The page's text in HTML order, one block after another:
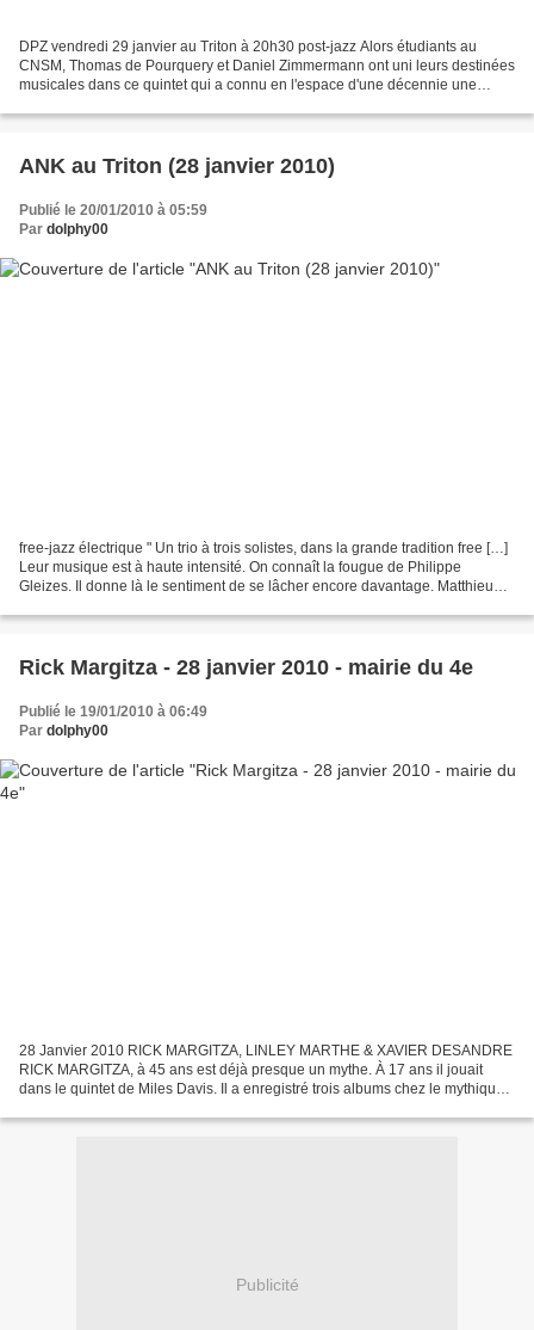
DPZ vendredi 29 janvier au Triton à 20h30 post-jazz Alors étudiants au
CNSM, Thomas de Pourquery et Daniel Zimmermann ont uni leurs destinées
musicales dans ce quintet qui a connu en l'espace d'une décennie une
ANK au Triton (28 janvier 2010)
Publié le 20/01/2010 à 05:59
Par dolphy00
free-jazz électrique " Un trio à trois solistes, dans la grande tradition free […]
Leur musique est à haute intensité. On connaît la fougue de Philippe
Gleizes. Il donne là le sentiment de se lâcher encore davantage. Matthieu
Rick Margitza - 28 janvier 2010 - mairie du 4e
Publié le 19/01/2010 à 06:49
Par dolphy00
28 Janvier 2010 RICK MARGITZA, LINLEY MARTHE & XAVIER DESANDRE
RICK MARGITZA, à 45 ans est déjà presque un mythe. À 17 ans il jouait
dans le quintet de Miles Davis. Il a enregistré trois albums chez le mythique
Publicité